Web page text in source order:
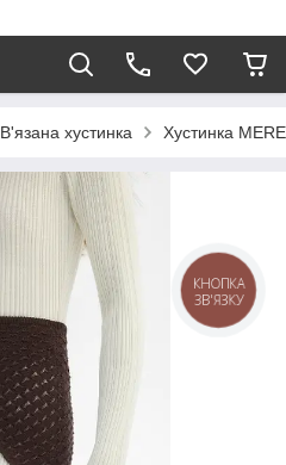
В'язана хустинка Хустинка
КНОПКА
ЗВ'ЯЗКУ